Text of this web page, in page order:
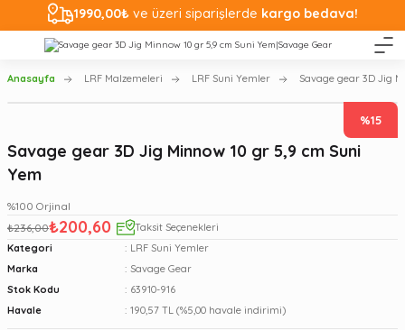
1990,00₺ ve üzeri siparişlerde kargo bedava!
Anasayfa LRF Malzemeleri LRF Suni Yemler Savage gear 3D Jig
%15
Savage gear 3D Jig Minnow 10 gr 5,9 cm Suni
Yem
%100 Orjinal
₺236,00₺200,60
Taksit Seçenekleri
Kategori
LRF Suni Yemler
Marka
Savage Gear
Stok Kodu
63910-916
Havale
190,57 TL (%5,00 havale indirimi)